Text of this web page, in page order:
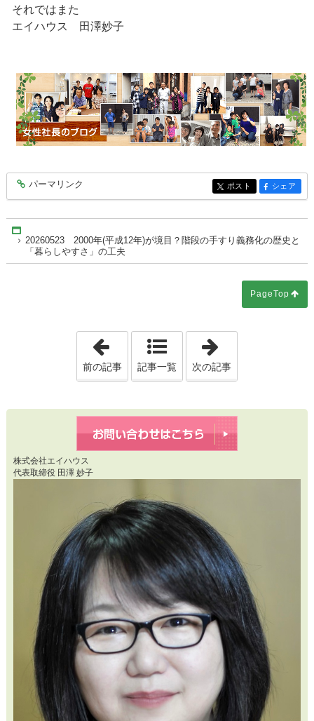
それではまた
エイハウス 田澤妙子
entry10473
パーマリンク entry10473
ポスト entry10473
シェア
20260523 2000年(平成12年)が境目？階段の手すり義務化の歴史と
「暮らしやすさ」の工夫
PageTop
「20260522 物流の変化に対応。朝一
前の記事 記事一覧 次の記事
株式会社エイハウス
代表取締役 田澤 妙子